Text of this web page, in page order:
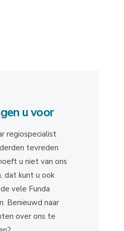
u voor
regiospecialist
tevreden
u niet van ons
dat kunt u ook
vele Funda
Benieuwd naar
over ons te